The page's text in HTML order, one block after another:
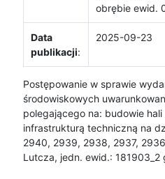
obrębie ewid.
Data
publikacji:
2025-09-23
Postępowanie w sprawie
środowiskowych
polegającego na: budowie
infrastrukturą techniczną na
2940, 2939, 2938, 2937,
Lutcza, jedn. ewid.: 181903_2